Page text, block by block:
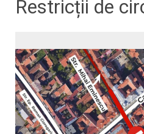
Restricții de